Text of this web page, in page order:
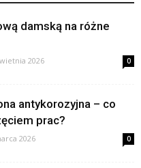
damską na różne
2026 0
antykorozyjna – co
prac?
2026 0